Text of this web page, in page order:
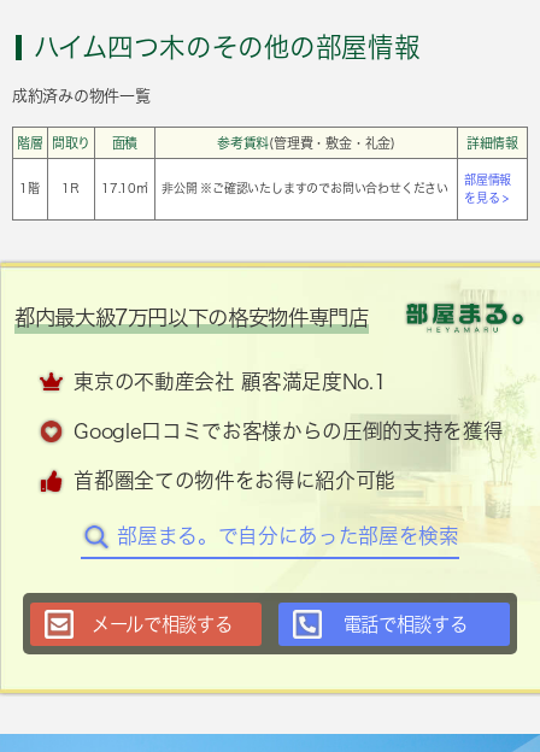
ハイム四つ木のその他の部屋情報
成約済みの物件一覧
階層 間取り 面積 参考賃料(管理費・敷金・礼金) 詳細情報
1階 1Ｒ 17.10㎡ 非公開 ※ご確認いたしますのでお問い合わせください
部屋情報
を見る >
都内最大級7万円以下の格安物件専門店
東京の不動産会社 顧客満足度No.1
Google口コミでお客様からの圧倒的支持を獲得
首都圏全ての物件をお得に紹介可能
部屋まる。で自分にあった部屋を検索
メールで相談する 電話で相談する